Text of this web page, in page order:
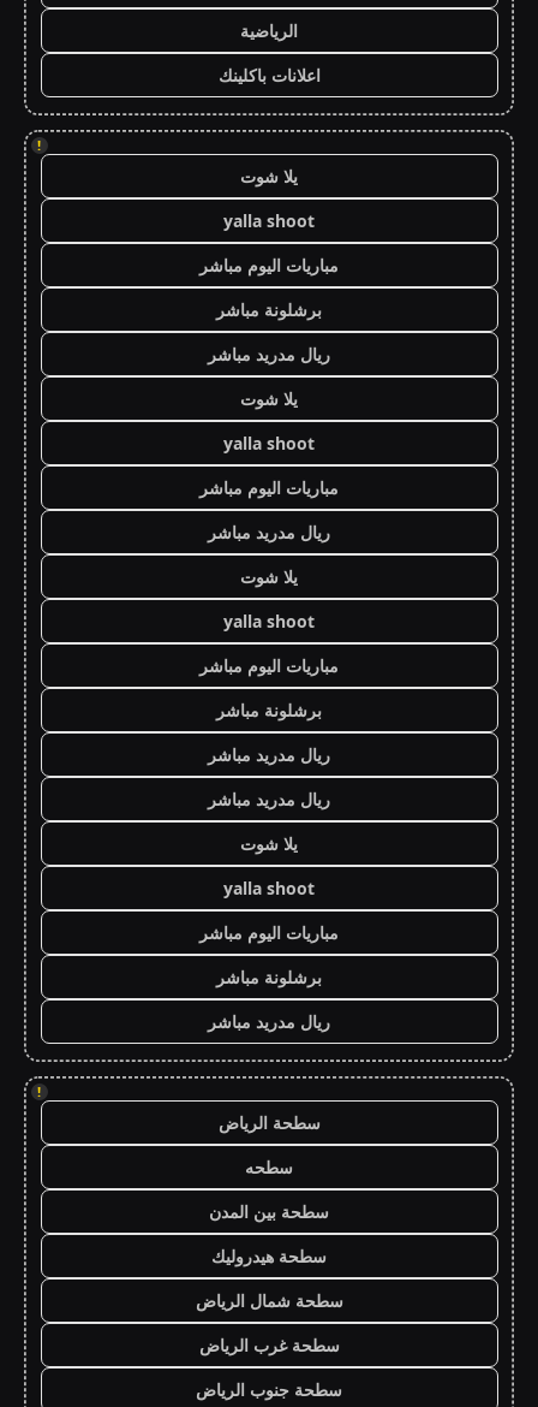
الرياضية
اعلانات باكلينك
!
يلا شوت
yalla shoot
مباريات اليوم مباشر
برشلونة مباشر
ريال مدريد مباشر
يلا شوت
yalla shoot
مباريات اليوم مباشر
ريال مدريد مباشر
يلا شوت
yalla shoot
مباريات اليوم مباشر
برشلونة مباشر
ريال مدريد مباشر
ريال مدريد مباشر
يلا شوت
yalla shoot
مباريات اليوم مباشر
برشلونة مباشر
ريال مدريد مباشر
!
سطحة الرياض
سطحه
سطحة بين المدن
سطحة هيدروليك
سطحة شمال الرياض
سطحة غرب الرياض
سطحة جنوب الرياض